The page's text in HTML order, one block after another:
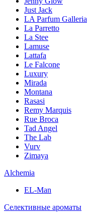
Just Jack
LA Parfum Galleria
La Parretto
La Stee
Lamuse
Lattafa
Le Falcone
Luxury
Mirada
Montana
Rasasi
Remy Marquis
Rue Broca
Tad Angel
The Lab
Vurv
Zimaya
Alchemia
EL-Man
Селективные ароматы